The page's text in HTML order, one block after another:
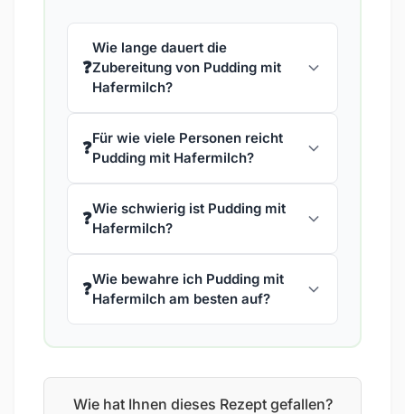
❓
Wie lange dauert die
Zubereitung von Pudding mit
Hafermilch?
❓
Für wie viele Personen reicht
Pudding mit Hafermilch?
❓
Wie schwierig ist Pudding mit
Hafermilch?
❓
Wie bewahre ich Pudding mit
Hafermilch am besten auf?
Wie hat Ihnen dieses Rezept gefallen?